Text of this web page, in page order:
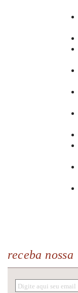
receba nossa